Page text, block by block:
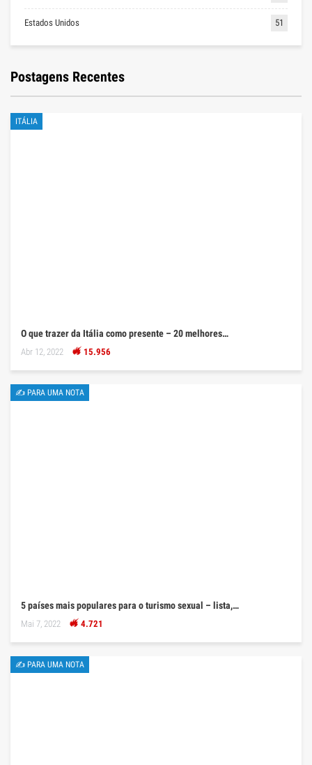
Estados Unidos 51
Postagens Recentes
ITÁLIA
O que trazer da Itália como presente – 20 melhores…
Abr 12, 2022 15.956
✍ PARA UMA NOTA
5 países mais populares para o turismo sexual – lista,…
Mai 7, 2022 4.721
✍ PARA UMA NOTA